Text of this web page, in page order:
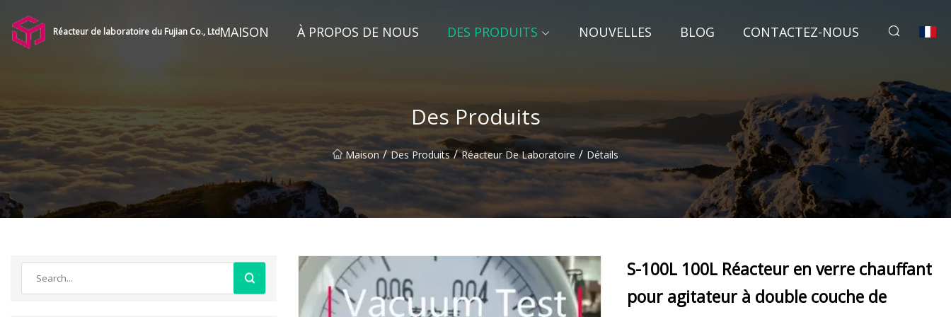
Réacteur de laboratoire du Fujian Co., LtdMAISON À PROPOS DE NOUS DES PRODUITS NOUVELLES BLOG CONTACTEZ-NOUS
Des Produits
Maison / Des Produits / Réacteur De Laboratoire / Détails
S-100L 100L Réacteur en verre chauffant
pour agitateur à double couche de